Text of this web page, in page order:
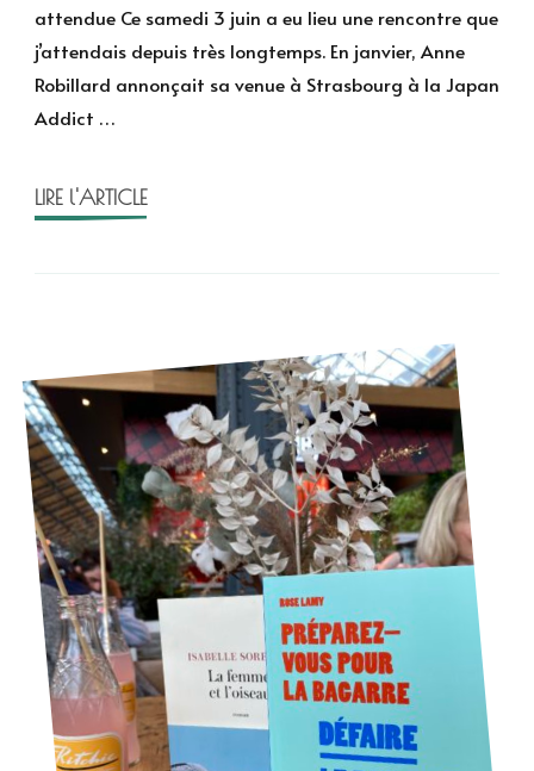
attendue Ce samedi 3 juin a eu lieu une rencontre que
j’attendais depuis très longtemps. En janvier, Anne
Robillard annonçait sa venue à Strasbourg à la Japan
Addict …
LIRE l'ARTICLE